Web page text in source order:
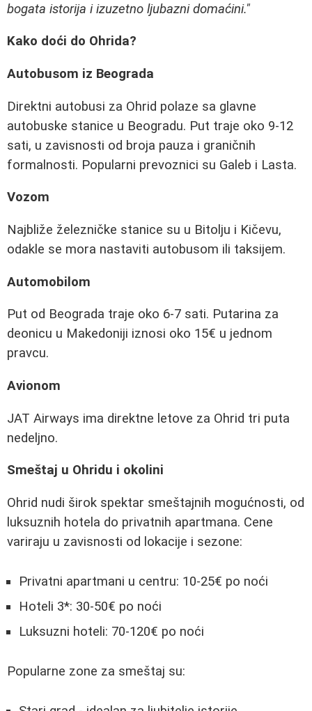
bogata istorija i izuzetno ljubazni domaćini."
Kako doći do Ohrida?
Autobusom iz Beograda
Direktni autobusi za Ohrid polaze sa glavne
autobuske stanice u Beogradu. Put traje oko 9-12
sati, u zavisnosti od broja pauza i graničnih
formalnosti. Popularni prevoznici su Galeb i Lasta.
Vozom
Najbliže železničke stanice su u Bitolju i Kičevu,
odakle se mora nastaviti autobusom ili taksijem.
Automobilom
Put od Beograda traje oko 6-7 sati. Putarina za
deonicu u Makedoniji iznosi oko 15€ u jednom
pravcu.
Avionom
JAT Airways ima direktne letove za Ohrid tri puta
nedeljno.
Smeštaj u Ohridu i okolini
Ohrid nudi širok spektar smeštajnih mogućnosti, od
luksuznih hotela do privatnih apartmana. Cene
variraju u zavisnosti od lokacije i sezone:
Privatni apartmani u centru: 10-25€ po noći
Hoteli 3*: 30-50€ po noći
Luksuzni hoteli: 70-120€ po noći
Popularne zone za smeštaj su: